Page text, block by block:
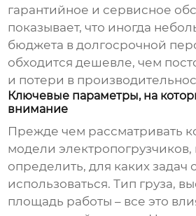
гарантийное и сервисное
показывает, что иногда
бюджета в долгосрочной
обходится дешевле, чем
и потери в
Ключевые параметры, на
внимание
Прежде чем рассматривать
моделиэлектропогрузчиков,
определить, для каких задач
использоваться. Тип груза,
площадь работы – все это